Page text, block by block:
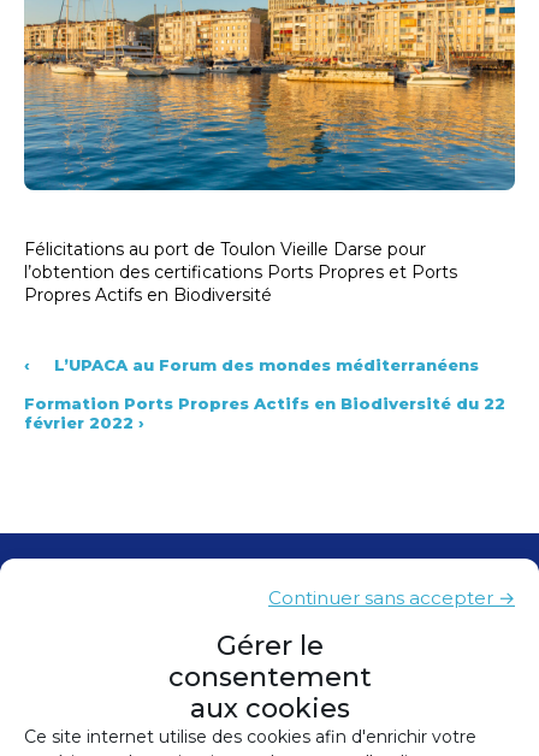
Gérer le
consentement
aux cookies
Ce site internet utilise des cookies afin d'enrichir votre
Continuer sans accepter →
Félicitations au port de Toulon Vieille Darse pour
l’obtention des certifications Ports Propres et Ports
Propres Actifs en Biodiversité
‹
L’UPACA au Forum des mondes méditerranéens
Formation Ports Propres Actifs en Biodiversité du 22
février 2022 ›
Mentions légales